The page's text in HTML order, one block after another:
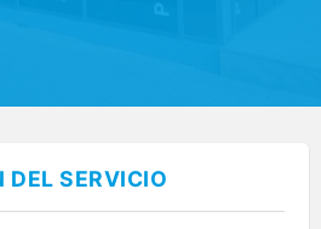
DEL SERVICIO